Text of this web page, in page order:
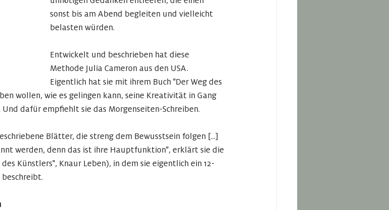
sonst bis am Abend begleiten und vielleicht
belasten würden.
Entwickelt und beschrieben hat diese
Methode Julia Cameron aus den USA.
Eigentlich hat sie mit ihrem Buch "Der Weg des
wollen, wie es gelingen kann, seine Kreativität in Gang
dafür empfiehlt sie das Morgenseiten-Schreiben.
Blätter, die streng dem Bewusstsein folgen [...]
werden, denn das ist ihre Hauptfunktion", erklärt sie die
Künstlers", Knaur Leben), in dem sie eigentlich ein 12-